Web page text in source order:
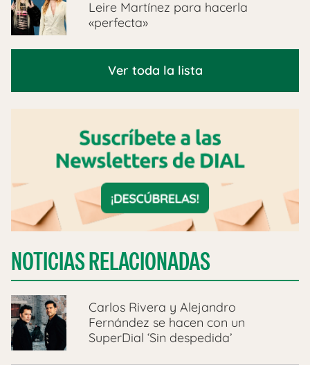
Leire Martínez para hacerla
«perfecta»
Ver toda la lista
NOTICIAS RELACIONADAS
Carlos Rivera y Alejandro
Fernández se hacen con un
SuperDial ‘Sin despedida’